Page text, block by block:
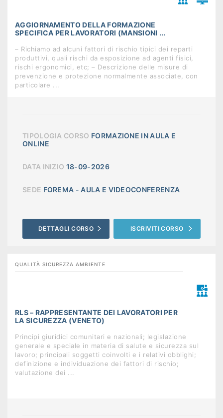
AGGIORNAMENTO DELLA FORMAZIONE
SPECIFICA PER LAVORATORI (MANSIONI ...
– Richiamo ad alcuni fattori di rischio tipici dei reparti
produttivi, quali rischi da esposizione ad agenti fisici,
rischi ergonomici, etc; – Descrizione delle misure di
prevenzione e protezione normalmente associate, con
particolare ...
TIPOLOGIA CORSO FORMAZIONE IN AULA E
ONLINE
DATA INIZIO 18-09-2026
SEDE FOREMA - AULA E VIDEOCONFERENZA
DETTAGLI CORSO ISCRIVITI CORSO
QUALITÀ SICUREZZA AMBIENTE
RLS – RAPPRESENTANTE DEI LAVORATORI PER
LA SICUREZZA (VENETO)
Principi giuridici comunitari e nazionali; legislazione
generale e speciale in materia di salute e sicurezza sul
lavoro; principali soggetti coinvolti e i relativi obblighi;
definizione e individuazione dei fattori di rischio;
valutazione dei ...